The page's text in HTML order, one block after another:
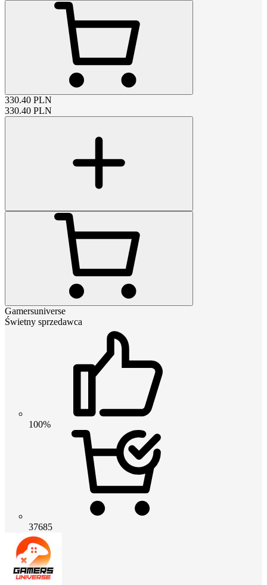
330.40 PLN
330.40 PLN
Gamersuniverse
Świetny sprzedawca
100%
37685